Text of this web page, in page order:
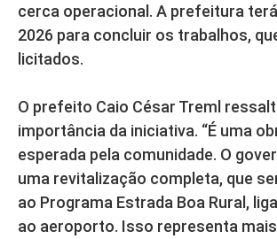
cerca operacional. A prefeitura
2026 para concluir os trabalhos,
licitados.
O prefeito Caio César Treml
importância da iniciativa. “É uma
esperada pela comunidade. O
uma revitalização completa, que
ao Programa Estrada Boa Rural,
ao aeroporto. Isso representa mais